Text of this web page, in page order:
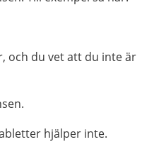
och du vet att du inte är
hjälper inte.